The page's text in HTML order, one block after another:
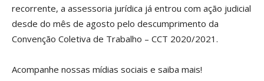
recorrente, a assessoria jurídica já entrou com ação judicial
desde do mês de agosto pelo descumprimento da
Convenção Coletiva de Trabalho – CCT 2020/2021.
Acompanhe nossas mídias sociais e saiba mais!